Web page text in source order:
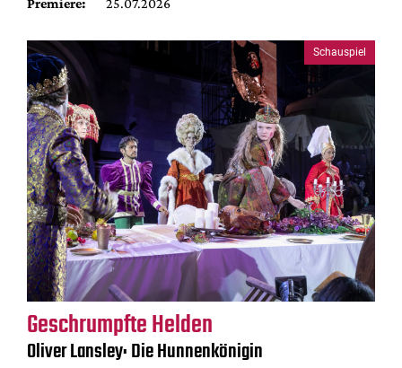
Schauspiel
Geschrumpfte Helden
Oliver Lansley: Die Hunnenkönigin